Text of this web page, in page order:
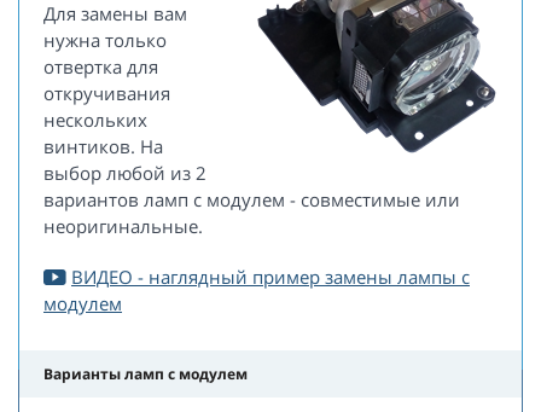
Для замены вам
нужна только
отвертка для
откручивания
нескольких
винтиков. На
выбор любой из 2
вариантов ламп с модулем - совместимые или
неоригинальные.
ВИДЕО - наглядный пример замены лампы с
модулем
Варианты ламп с модулем